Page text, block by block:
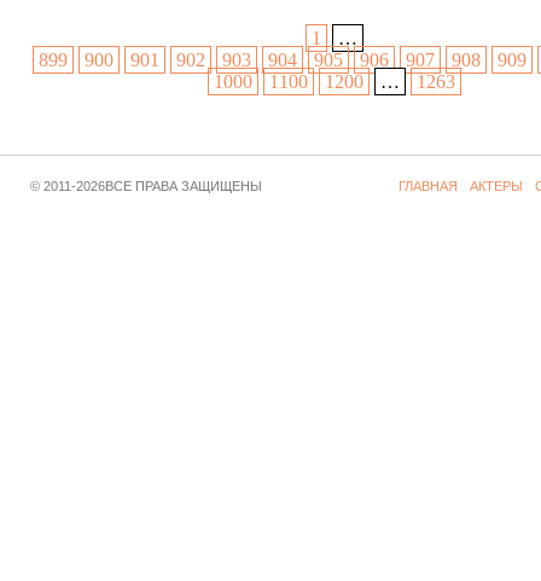
1
…
899
900 901 902 903 904 905 906 907 908
909
1000
1100 1200 … 1263
© 2011-2026ВСЕ ПРАВА ЗАЩИЩЕНЫ ГЛАВНАЯ АКТЕРЫ